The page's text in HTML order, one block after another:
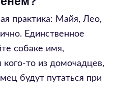
практика: Майя, Лео,
Единственное
собаке имя,
то из домочадцев,
будут путаться при